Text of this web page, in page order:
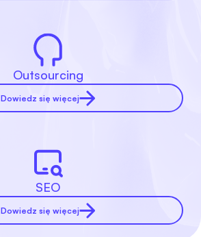
Outsourcing
Dowiedz się więcej
SEO
Dowiedz się więcej